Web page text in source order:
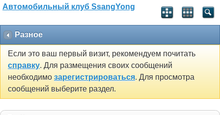
Автомобильный клуб SsangYong
Разное
Если это ваш первый визит, рекомендуем почитать
справку. Для размещения своих сообщений
необходимо зарегистрироваться. Для просмотра
сообщений выберите раздел.